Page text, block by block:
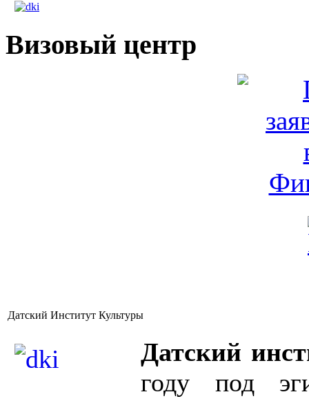
Визовый центр
Датский Институт Культуры
Датский
году под